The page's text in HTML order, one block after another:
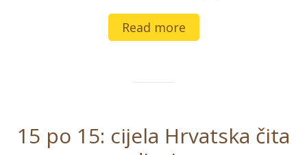
Read more
15 po 15: cijela Hrvatska čita